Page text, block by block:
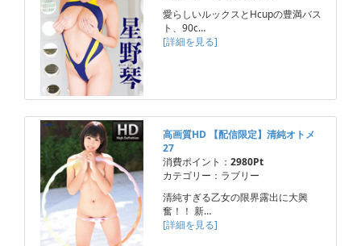
愛らしいルックスとHcupの豊満バス
ト、90c…
[詳細を見る]
高画質HD 【配信限定】清純オトメ
27
消費ポイント： 2980Pt
カテゴリー：ラブリー
清純すぎる乙女の限界露出に大興
奮！！ 新…
[詳細を見る]